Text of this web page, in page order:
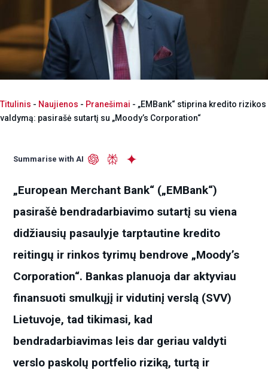
Titulinis - Naujienos - Pranešimai - „EMBank“ stiprina kredito rizikos
valdymą: pasirašė sutartį su „Moody’s Corporation“
Summarise with AI
„European Merchant Bank“ („EMBank“)
pasirašė bendradarbiavimo sutartį su viena
didžiausių pasaulyje tarptautine kredito
reitingų ir rinkos tyrimų bendrove „Moody’s
Corporation“. Bankas planuoja dar aktyviau
finansuoti smulkųjį ir vidutinį verslą (SVV)
Lietuvoje, tad tikimasi, kad
bendradarbiavimas leis dar geriau valdyti
verslo paskolų portfelio riziką, turtą ir